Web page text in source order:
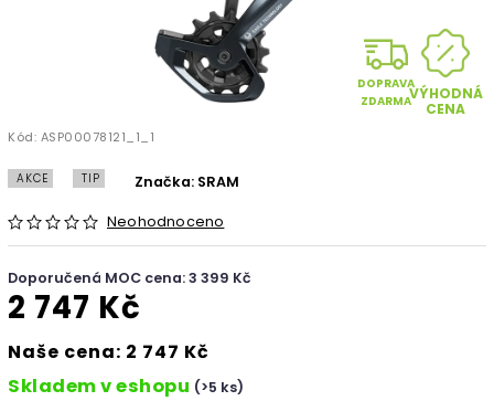
DOPRAVA
ZDARMAVÝHODNÁ
CENA
Kód: ASP00078121_1_1
AKCE TIP
Neohodnoceno
Značka: SRAM
Doporučená MOC cena: 3 399 Kč
2 747 Kč
Naše cena: 2 747 Kč
Skladem v eshopu (>5 ks)